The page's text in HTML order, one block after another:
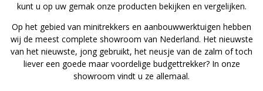
kunt u op uw gemak onze producten bekijken en vergelijken.
Op het gebied van minitrekkers en aanbouwwerktuigen hebben
wij de meest complete showroom van Nederland. Het nieuwste
van het nieuwste, jong gebruikt, het neusje van de zalm of toch
liever een goede maar voordelige budgettrekker? In onze
showroom vindt u ze allemaal.